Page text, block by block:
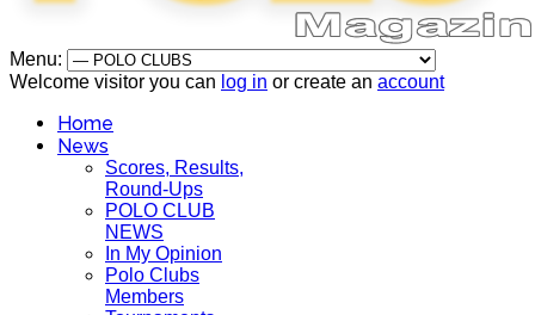
Menu:
Welcome visitor you can log in or create an account
Home
News
Scores, Results,
Round-Ups
POLO CLUB
NEWS
In My Opinion
Polo Clubs
Members